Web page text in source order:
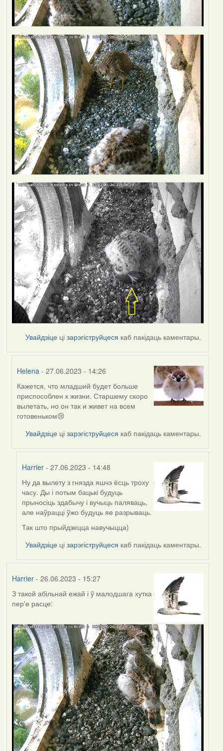
Увайдзіце цізарэгіструйцеся каб пакідаць каментары.
Helena - 27.06.2023 - 14:26
In
reply
to
by
Harrier
Кажется, что младший будет больше
приспособлен к жизни. Старшему скоро
вылетать, но он так и живет на всем
готовеньком😢
Увайдзіце цізарэгіструйцеся каб пакідаць каментары.
Harrier - 27.06.2023 - 14:48
In
reply
to
by
Helena
Ну да вылету з гнязда яшчэ ёсць троху
часу. Ды і потым бацькі будуць
прыносіць здабычу і вучыць паляваць,
але наўрацці ўжо будуць яе разрываць.
Так што прыйдзецца навучыцца)
Увайдзіце цізарэгіструйцеся каб пакідаць каментары.
Harrier- 26.06.2023 - 15:27
З такой абільнай ежай і ў малодшага хутка
пер'е расце: